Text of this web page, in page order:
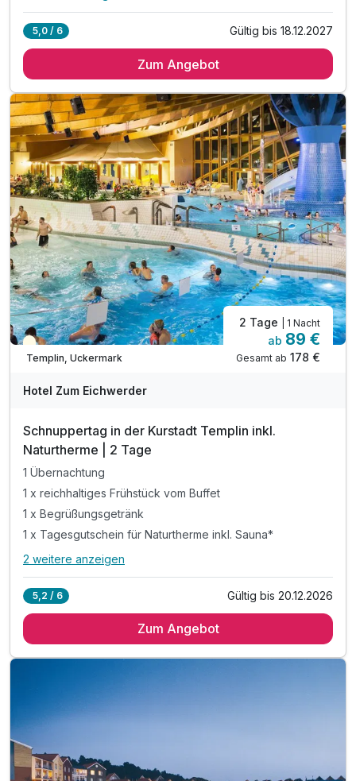
1 x reichhaltiges Frühstück vom Buffet
1 x Flasche Mineralwasser
inkl. WLAN-Nutzung
5,0 / 6 Gültig bis 18.12.2027
Zum Angebot
Teilweise ausgelastet
Templin, Uckermark
2 Tage | 1 Nacht
ab 89 €
Gesamt ab 178 €
Hotel Zum Eichwerder
Schnuppertag in der Kurstadt Templin inkl.
Naturtherme | 2 Tage
1 Übernachtung
1 x reichhaltiges Frühstück vom Buffet
1 x Begrüßungsgetränk
1 x Tagesgutschein für Naturtherme inkl. Sauna*
Alle Inklusivleistungen
1 x reichhaltiges Frühstück vom Buffet
inkl. W-LAN
2 weitere anzeigen
5,2 / 6 Gültig bis 20.12.2026
Zum Angebot